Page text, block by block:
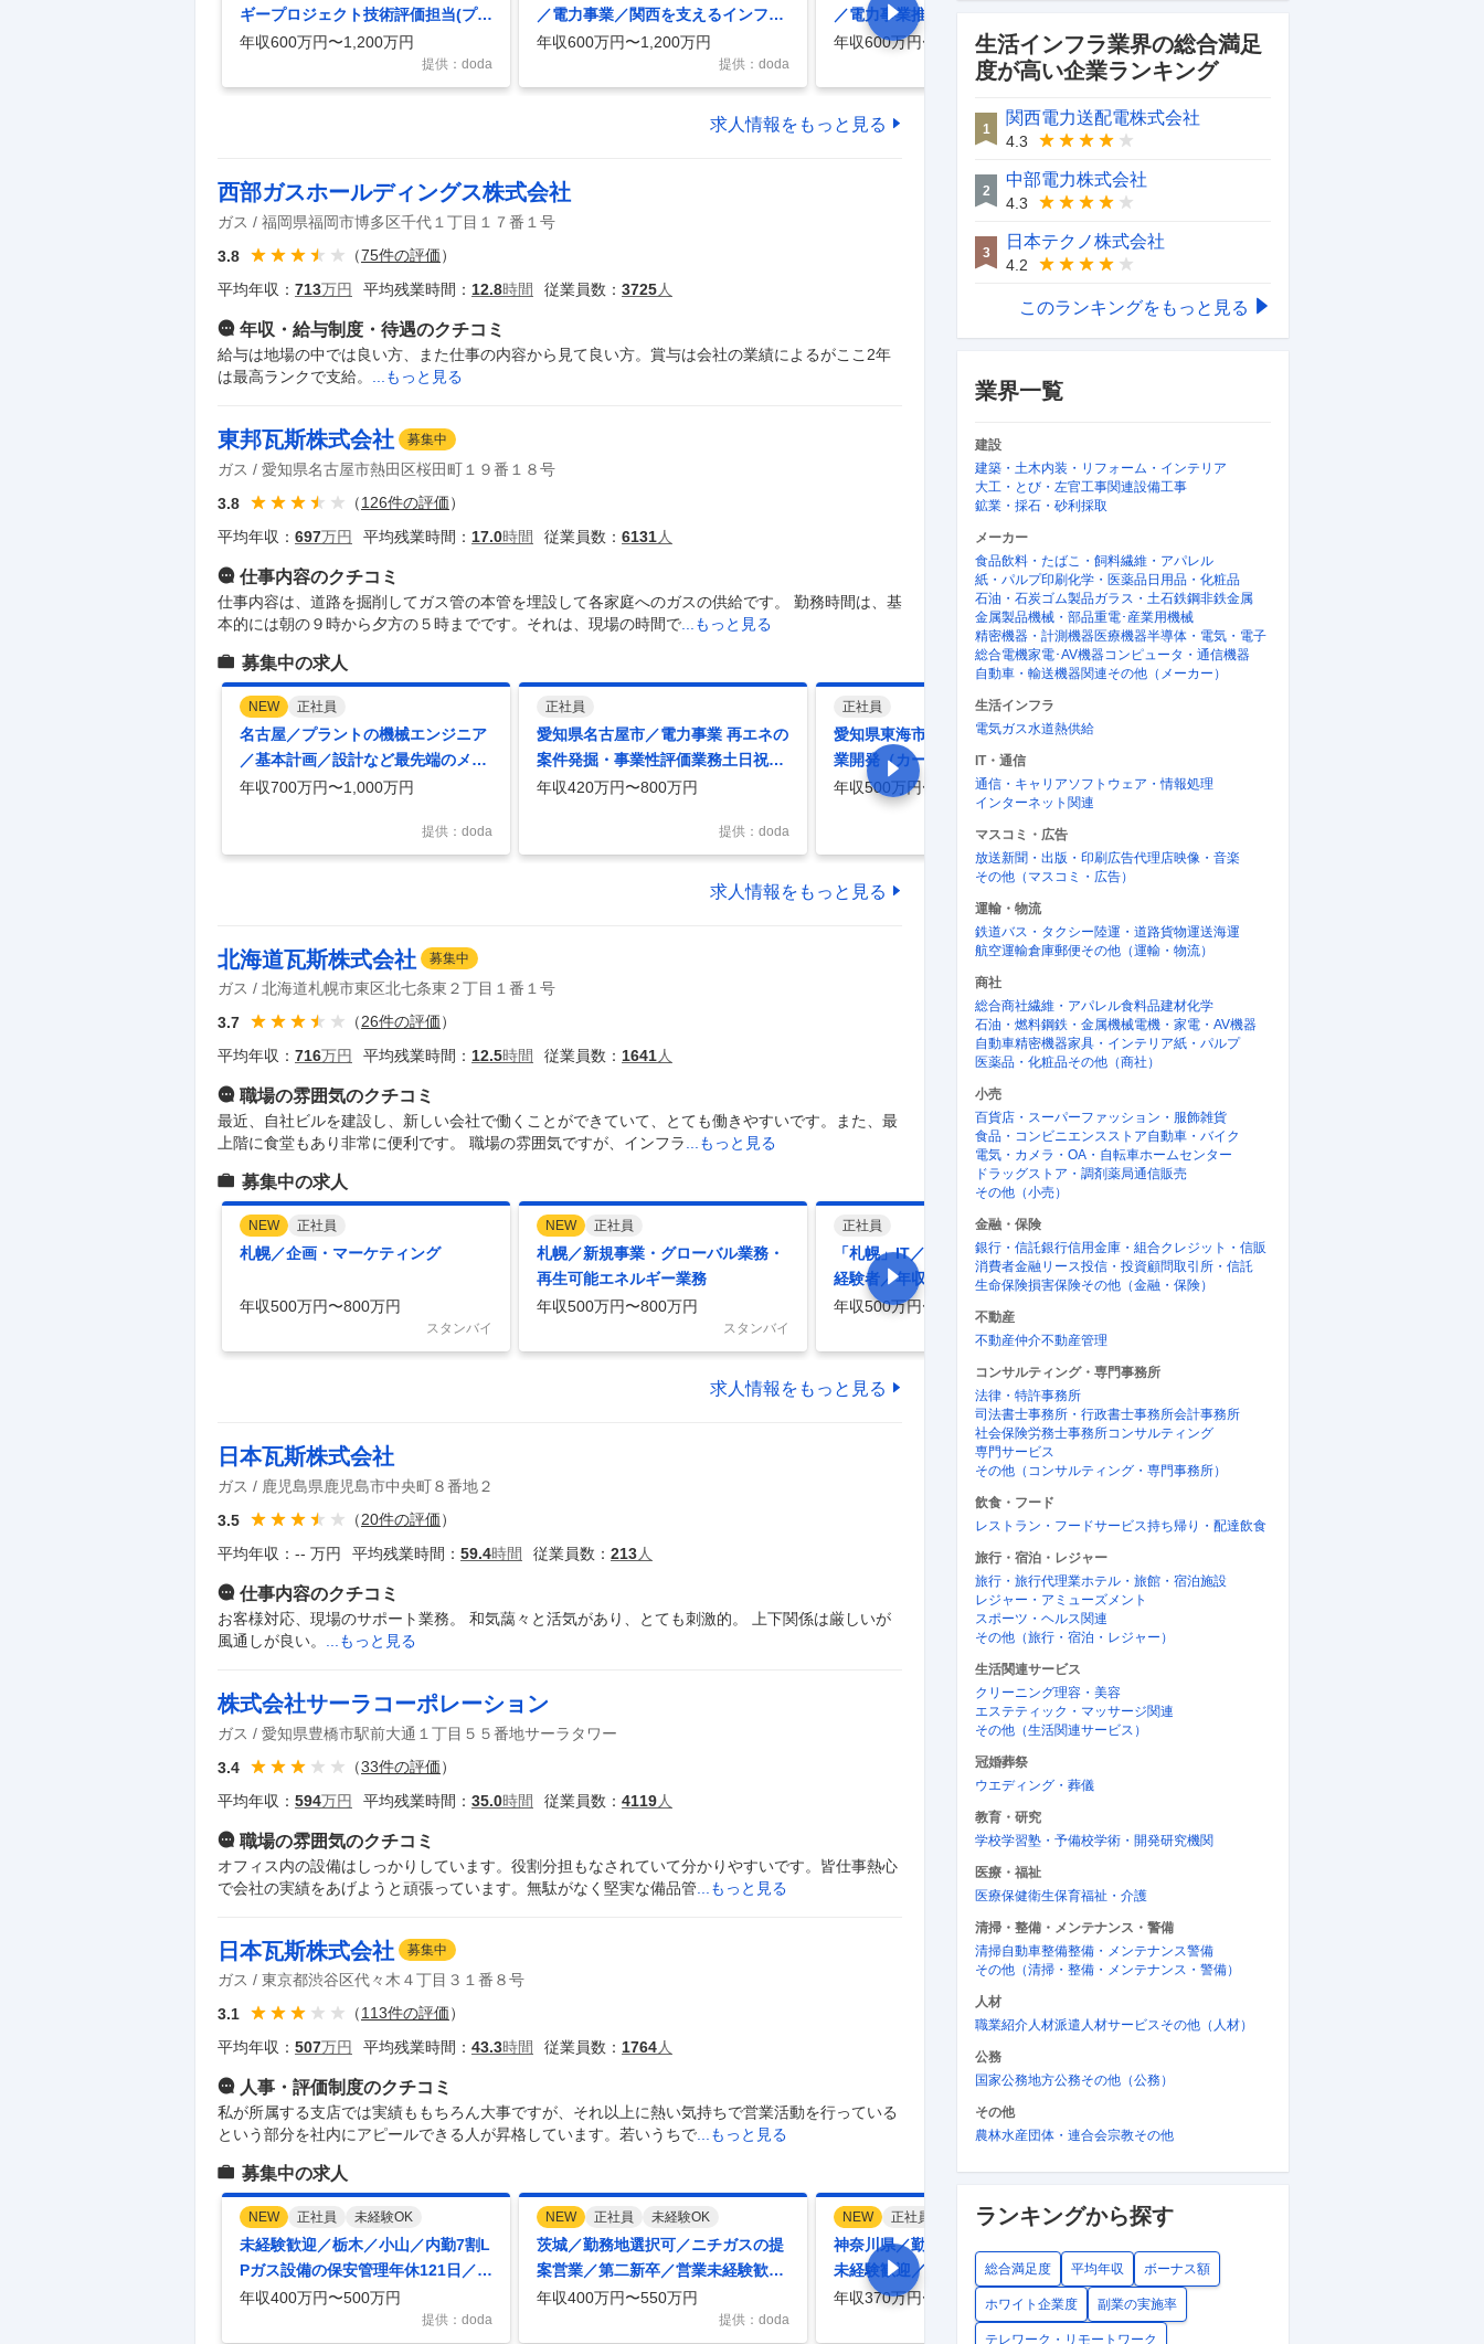
ギープロジェクト技術評価担当(プラ
ント)
年収600万円〜1,200万円
提供：doda
／電力事業／関西を支えるインフラ
企業／在宅可／フレックス
年収600万円〜1,200万円
提供：doda
／電力事業推進 ／新規ビジネスで脱
炭素社会実現に貢献／東証プライム
年収600万円〜1,200万円
提供：doda
年収600万円〜1,200万円
求人情報をもっと見る
西部ガスホールディングス株式会社
ガス
福岡県福岡市博多区千代１丁目１７番１号
3.8
（75件の評価）
平均年収： 713万円 平均残業時間： 12.8時間 従業員数： 3725人
年収・給与制度・待遇のクチコミ
給与は地場の中では良い方、また仕事の内容から見て良い方。賞与は会社の業績によるがここ2年
は最高ランクで支給。
...もっと見る
東邦瓦斯株式会社 募集中
ガス
愛知県名古屋市熱田区桜田町１９番１８号
3.8
（126件の評価）
平均年収： 697万円 平均残業時間： 17.0時間 従業員数： 6131人
仕事内容のクチコミ
仕事内容は、道路を掘削してガス管の本管を埋設して各家庭へのガスの供給です。 勤務時間は、基
本的には朝の９時から夕方の５時までです。それは、現場の時間で ...もっと見る
募集中の求人
NEW 正社員
名古屋／プラントの機械エンジニア
／基本計画／設計など最先端のメタ
ン設備やCO2回収技術に参加
年収700万円〜1,000万円
提供：doda
正社員
愛知県名古屋市／電力事業 再エネの
案件発掘・事業性評価業務土日祝休
み／プライム上場企業
年収420万円〜800万円
提供：doda
正社員
愛知県東海市／研究開発・R&D・事
業開発（カーボンニュートラル・産
学連携）土日祝休／プライム上場
年収500万円〜850万円
提供：doda
える年休120日土日祝休
年収500万円〜800万円
求人情報をもっと見る
北海道瓦斯株式会社 募集中
ガス
北海道札幌市東区北七条東２丁目１番１号
3.7
（26件の評価）
平均年収： 716万円 平均残業時間： 12.5時間 従業員数： 1641人
職場の雰囲気のクチコミ
最近、自社ビルを建設し、新しい会社で働くことができていて、とても働きやすいです。また、最
上階に食堂もあり非常に便利です。 職場の雰囲気ですが、インフラ...もっと見る
募集中の求人
NEW 正社員
札幌／企画・マーケティング
年収500万円〜800万円
スタンバイ
NEW 正社員
札幌／新規事業・グローバル業務・
再生可能エネルギー業務
年収500万円〜800万円
スタンバイ
正社員
「札幌」IT／DX関連のプロジェクト
経験者／年収500万円／800万円
年収500万円〜849万円
「札幌」電力需給管理／電源戦略ポ
ジション／年収500万円／800万円
求人情報をもっと見る
日本瓦斯株式会社
ガス
鹿児島県鹿児島市中央町８番地２
3.5
（20件の評価）
平均年収： -- 万円 平均残業時間： 59.4時間 従業員数： 213人
仕事内容のクチコミ
お客様対応、現場のサポート業務。 和気藹々と活気があり、とても刺激的。 上下関係は厳しいが
風通しが良い。
...もっと見る
株式会社サーラコーポレーション
ガス
愛知県豊橋市駅前大通１丁目５５番地サーラタワー
3.4
（33件の評価）
平均年収： 594万円 平均残業時間： 35.0時間 従業員数： 4119人
職場の雰囲気のクチコミ
オフィス内の設備はしっかりしています。役割分担もなされていて分かりやすいです。皆仕事熱心
で会社の実績をあげようと頑張っています。無駄がなく堅実な備品管 ...もっと見る
日本瓦斯株式会社 募集中
ガス
東京都渋谷区代々木４丁目３１番８号
3.1
（113件の評価）
平均年収： 507万円 平均残業時間： 43.3時間 従業員数： 1764人
人事・評価制度のクチコミ
私が所属する支店では実績ももちろん大事ですが、それ以上に熱い気持ちで営業活動を行っている
という部分を社内にアピールできる人が昇格しています。若いうちで...もっと見る
募集中の求人
NEW 正社員 未経験OK
未経験歓迎／栃木／小山／内勤7割L
Pガス設備の保安管理年休121日／安
定企業でインフラ守るお仕事
年収400万円〜500万円
提供：doda
NEW 正社員 未経験OK
茨城／勤務地選択可／ニチガスの提
案営業／第二新卒／営業未経験歓迎
／実力次第で収入アップ可能！
年収400万円〜550万円
提供：doda
NEW 正社員 未経験OK
神奈川県／勤務地選択可／配送職／
未経験歓迎／営業へのキャリアアッ
プ可能広告でおなじみのニチガス
年収370万円〜500万円
提供：doda
正社員
資料作成・投資家対応等IR未経験可
／財務知識を活かしたい方歓迎
年収600万円〜900万円
生活インフラ業界の総合満足
度が高い企業ランキング
1
関西電力送配電株式会社
4.3
2
中部電力株式会社
4.3
3
日本テクノ株式会社
4.2
このランキングをもっと見る
業界一覧
建設
建築・土木内装・リフォーム・インテリア
大工・とび・左官工事関連設備工事
鉱業・採石・砂利採取
メーカー
食品飲料・たばこ・飼料繊維・アパレル
紙・パルプ印刷化学・医薬品日用品・化粧品
石油・石炭ゴム製品ガラス・土石鉄鋼非鉄金属
金属製品機械・部品重電･産業用機械
精密機器・計測機器医療機器半導体・電気・電子
総合電機家電･AV機器コンピュータ・通信機器
自動車・輸送機器関連その他（メーカー）
生活インフラ
電気ガス水道熱供給
IT・通信
通信・キャリアソフトウェア・情報処理
インターネット関連
マスコミ・広告
放送新聞・出版・印刷 広告代理店映像・音楽
その他（マスコミ・広告）
運輸・物流
鉄道バス・タクシー陸運・道路貨物運送海運
航空運輸倉庫郵便その他（運輸・物流）
商社
総合商社繊維・アパレル食料品建材化学
石油・燃料鋼鉄・金属機械電機・家電・AV機器
自動車精密機器家具・インテリア紙・パルプ
医薬品・化粧品その他（商社）
小売
百貨店・スーパーファッション・服飾雑貨
食品・コンビニエンスストア自動車・バイク
電気・カメラ・OA・自転車ホームセンター
ドラッグストア・調剤薬局通信販売
その他（小売）
金融・保険
銀行・信託銀行信用金庫・組合クレジット・信販
消費者金融リース投信・投資顧問取引所・信託
生命保険損害保険その他（金融・保険）
不動産
不動産仲介不動産管理
コンサルティング・専門事務所
法律・特許事務所
司法書士事務所・行政書士事務所会計事務所
社会保険労務士事務所コンサルティング
専門サービス
その他（コンサルティング・専門事務所）
飲食・フード
レストラン・フードサービス持ち帰り・配達飲食
旅行・宿泊・レジャー
旅行・旅行代理業ホテル・旅館・宿泊施設
レジャー・アミューズメント
スポーツ・ヘルス関連
その他（旅行・宿泊・レジャー）
生活関連サービス
クリーニング理容・美容
エステティック・マッサージ関連
その他（生活関連サービス）
冠婚葬祭
ウエディング・葬儀
教育・研究
学校学習塾・予備校学術・開発研究機関
医療・福祉
医療保健衛生保育福祉・介護
清掃・整備・メンテナンス・警備
清掃自動車整備整備・メンテナンス警備
その他（清掃・整備・メンテナンス・警備）
人材
職業紹介人材派遣 人材サービスその他（人材）
公務
国家公務地方公務その他（公務）
その他
農林水産団体・連合会宗教その他
ランキングから探す
総合満足度 平均年収 ボーナス額
ホワイト企業度 副業の実施率
テレワーク・リモートワーク